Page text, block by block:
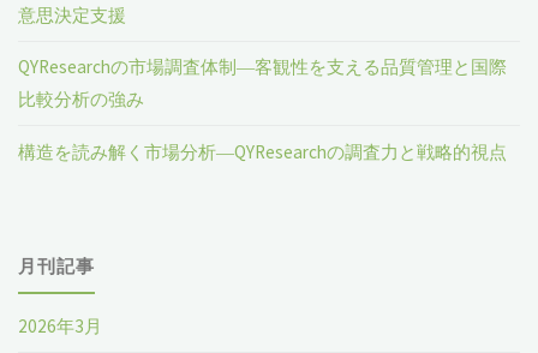
意思決定支援
QYResearchの市場調査体制―客観性を支える品質管理と国際
比較分析の強み
構造を読み解く市場分析―QYResearchの調査力と戦略的視点
月刊記事
2026年3月